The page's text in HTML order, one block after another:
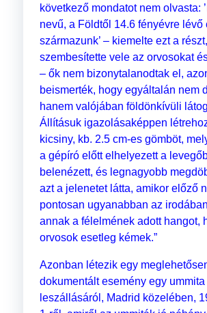
következő mondatot nem olvasta:
nevű, a Földtől 14.6 fényévre lévő
származunk’ – kiemelte ezt a részt,
szembesítette vele az orvosokat
– ők nem bizonytalanodtak el,
beismerték, hogy egyáltalán nem
hanem valójában földönkívüli
Állításuk igazolásaképpen
kicsiny, kb. 2.5 cm-es gömböt,
a gépíró előtt elhelyezett a
belenézett, és legnagyobb
azt a jelenetet látta, amikor előző
pontosan ugyanabban az
annak a félelmének adott hangot,
orvosok esetleg kémek.”
Azonban létezik egy
dokumentált esemény egy
leszállásáról, Madrid közelében,